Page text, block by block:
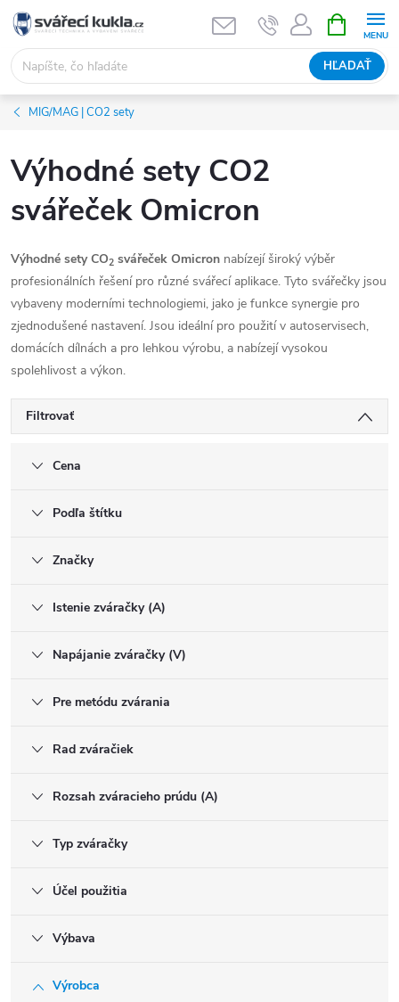
Prejsť na obsah
HĽADAŤ
MIG/MAG | CO2 sety
Výhodné sety CO2
svářeček Omicron
Výhodné sety CO2 svářeček Omicron nabízejí široký výběr
profesionálních řešení pro různé svářecí aplikace. Tyto svářečky jsou
vybaveny moderními technologiemi, jako je funkce synergie pro
zjednodušené nastavení. Jsou ideální pro použití v autoservisech,
domácích dílnách a pro lehkou výrobu, a nabízejí vysokou
spolehlivost a výkon.
Filtrovať
Cena
Podľa štítku
Značky
Istenie zváračky (A)
Napájanie zváračky (V)
Pre metódu zvárania
Rad zváračiek
Rozsah zváracieho prúdu (A)
Typ zváračky
Účel použitia
Výbava
Výrobca